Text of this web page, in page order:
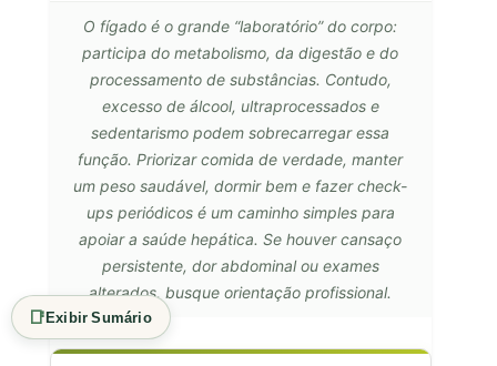
O fígado é o grande “laboratório” do corpo:
participa do metabolismo, da digestão e do
processamento de substâncias. Contudo,
excesso de álcool, ultraprocessados e
sedentarismo podem sobrecarregar essa
função. Priorizar comida de verdade, manter
um peso saudável, dormir bem e fazer check-
ups periódicos é um caminho simples para
apoiar a saúde hepática. Se houver cansaço
persistente, dor abdominal ou exames
alterados, busque orientação profissional.
📑Exibir Sumário